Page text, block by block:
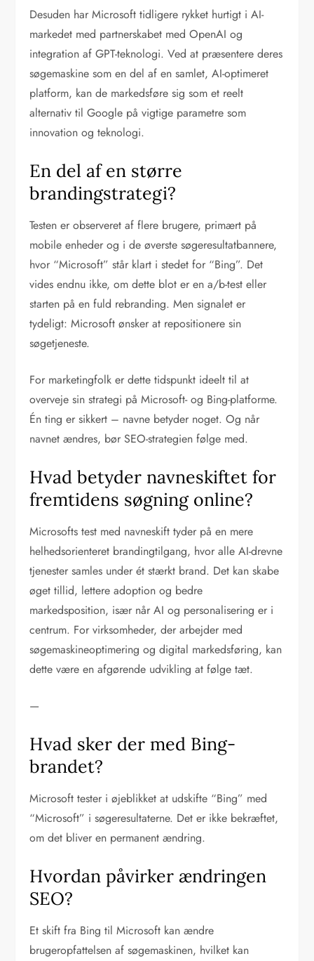
Desuden har Microsoft tidligere rykket hurtigt i AI-
markedet med partnerskabet med OpenAI og
integration af GPT-teknologi. Ved at præsentere deres
søgemaskine som en del af en samlet, AI-optimeret
platform, kan de markedsføre sig som et reelt
alternativ til Google på vigtige parametre som
innovation og teknologi.
En del af en større
brandingstrategi?
Testen er observeret af flere brugere, primært på
mobile enheder og i de øverste søgeresultatbannere,
hvor “Microsoft” står klart i stedet for “Bing”. Det
vides endnu ikke, om dette blot er en a/b-test eller
starten på en fuld rebranding. Men signalet er
tydeligt: Microsoft ønsker at repositionere sin
søgetjeneste.
For marketingfolk er dette tidspunkt ideelt til at
overveje sin strategi på Microsoft- og Bing-platforme.
Én ting er sikkert – navne betyder noget. Og når
navnet ændres, bør SEO-strategien følge med.
Hvad betyder navneskiftet for
fremtidens søgning online?
Microsofts test med navneskift tyder på en mere
helhedsorienteret brandingtilgang, hvor alle AI-drevne
tjenester samles under ét stærkt brand. Det kan skabe
øget tillid, lettere adoption og bedre
markedsposition, især når AI og personalisering er i
centrum. For virksomheder, der arbejder med
søgemaskineoptimering og digital markedsføring, kan
dette være en afgørende udvikling at følge tæt.
—
Hvad sker der med Bing-
brandet?
Microsoft tester i øjeblikket at udskifte “Bing” med
“Microsoft” i søgeresultaterne. Det er ikke bekræftet,
om det bliver en permanent ændring.
Hvordan påvirker ændringen
SEO?
Et skift fra Bing til Microsoft kan ændre
brugeropfattelsen af søgemaskinen, hvilket kan